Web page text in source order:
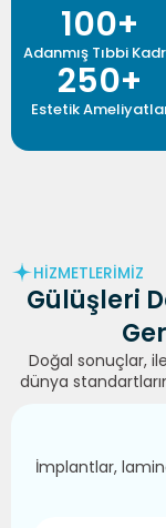
Adanmış Tıbbi
100+
Estetik
250+
HİZMETLERİMİZ
Gülüşleri
Doğal sonuçlar,
dünya
İmplantlar,